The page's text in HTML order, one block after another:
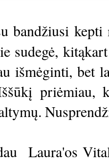
bandžiusi
sudegė,
išmėginti, bet
priėmiau,
Laura'os